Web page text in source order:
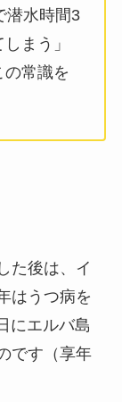
潜水時間3
まう」
の常識を
た後は、イ
はうつ病を
にエルバ島
です（享年